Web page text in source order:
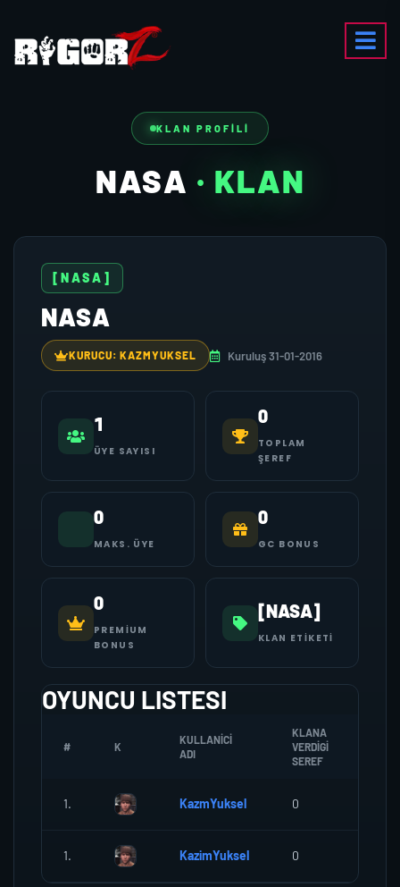
KLAN PROFILI
NASA · KLAN
[NASA]
NASA
KURUCU: KAZMYUKSEL Kuruluş 31-01-2016
1
ÜYE SAYISI
0
TOPLAM
ŞEREF
0
MAKS. ÜYE
0
GC BONUS
0
PREMIUM
BONUS
[NASA]
KLAN ETIKETI
OYUNCU LISTESI
# K
KULLANICI
ADI
KLANA
VERDIGI
SEREF
1. KazmYuksel 0
1. KazimYuksel 0